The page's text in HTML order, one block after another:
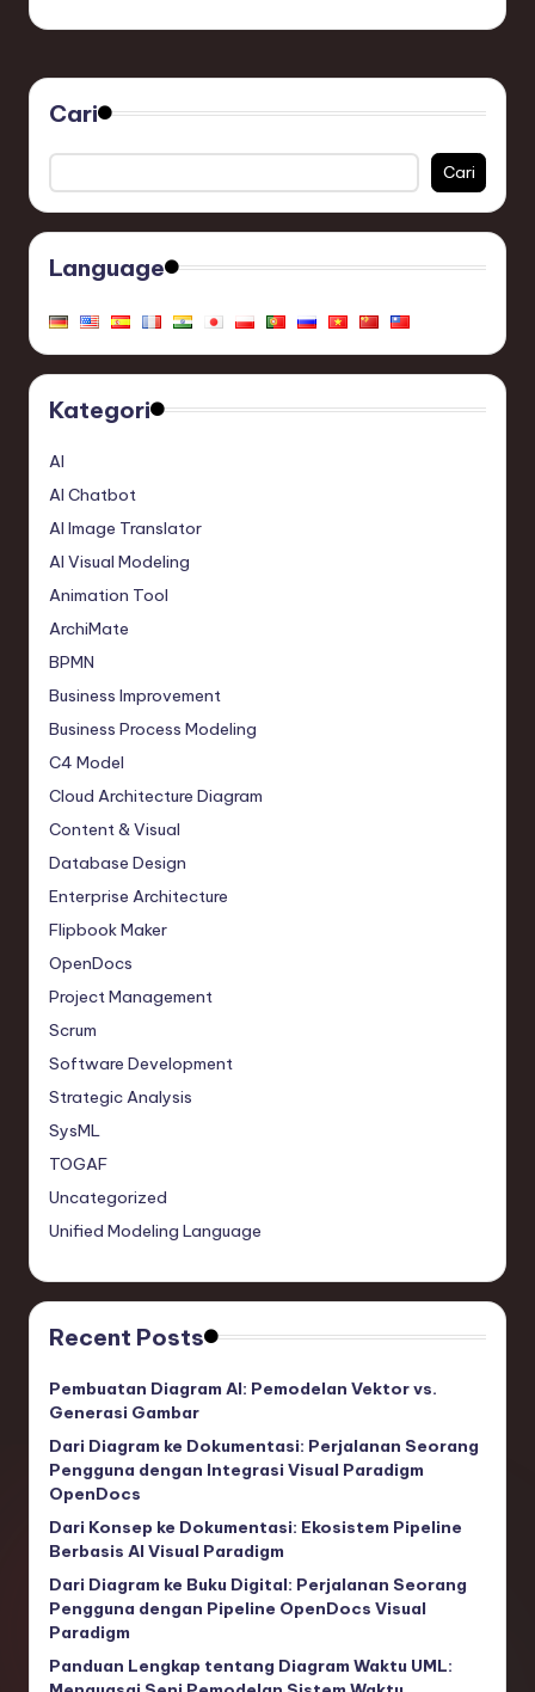
Cari
Cari
Language
Kategori
AI
AI Chatbot
AI Image Translator
AI Visual Modeling
Animation Tool
ArchiMate
BPMN
Business Improvement
Business Process Modeling
C4 Model
Cloud Architecture Diagram
Content & Visual
Database Design
Enterprise Architecture
Flipbook Maker
OpenDocs
Project Management
Scrum
Software Development
Strategic Analysis
SysML
TOGAF
Uncategorized
Unified Modeling Language
Recent Posts
Pembuatan Diagram AI: Pemodelan Vektor vs.
Generasi Gambar
Dari Diagram ke Dokumentasi: Perjalanan Seorang
Pengguna dengan Integrasi Visual Paradigm
OpenDocs
Dari Konsep ke Dokumentasi: Ekosistem Pipeline
Berbasis AI Visual Paradigm
Dari Diagram ke Buku Digital: Perjalanan Seorang
Pengguna dengan Pipeline OpenDocs Visual
Paradigm
Panduan Lengkap tentang Diagram Waktu UML: